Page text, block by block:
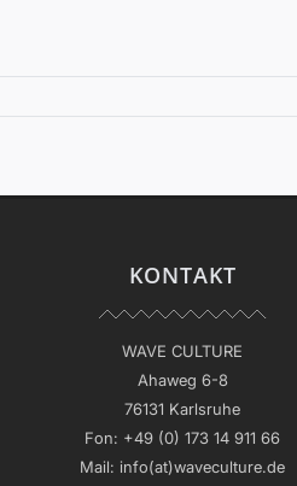
KONTAKT
WAVE CULTURE
Ahaweg 6-8
76131 Karlsruhe
Fon: +49 (0) 173 14 911 66
Mail: info(at)waveculture.de